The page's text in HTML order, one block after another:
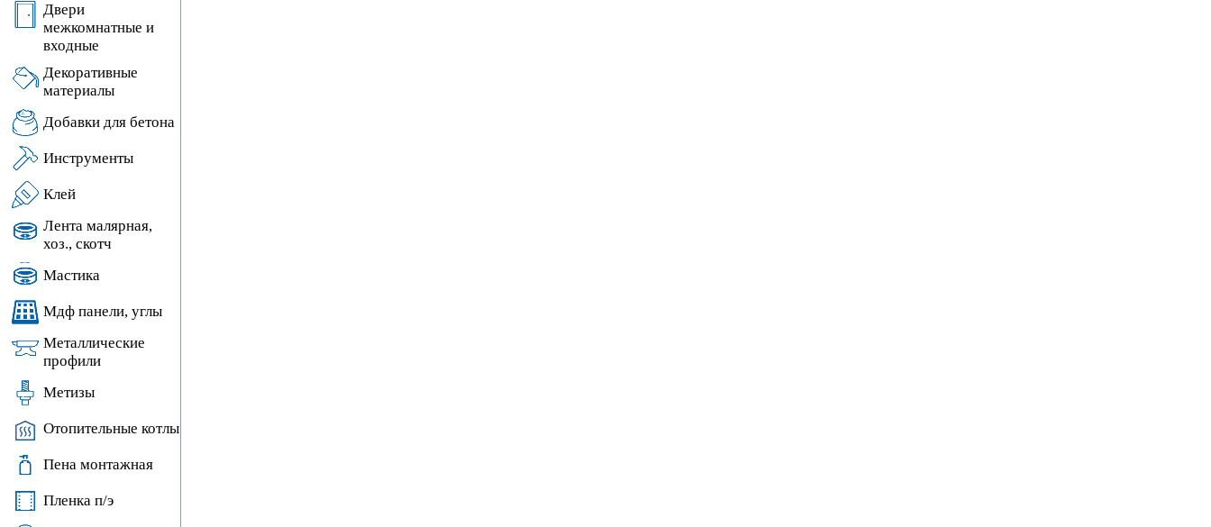
Двери
межкомнатные и
входные
Декоративные
материалы
Добавки для бетона
Инструменты
Клей
Лента малярная,
хоз., скотч
Мастика
Мдф панели, углы
Металлические
профили
Метизы
Отопительные котлы
Пена монтажная
Пленка п/э